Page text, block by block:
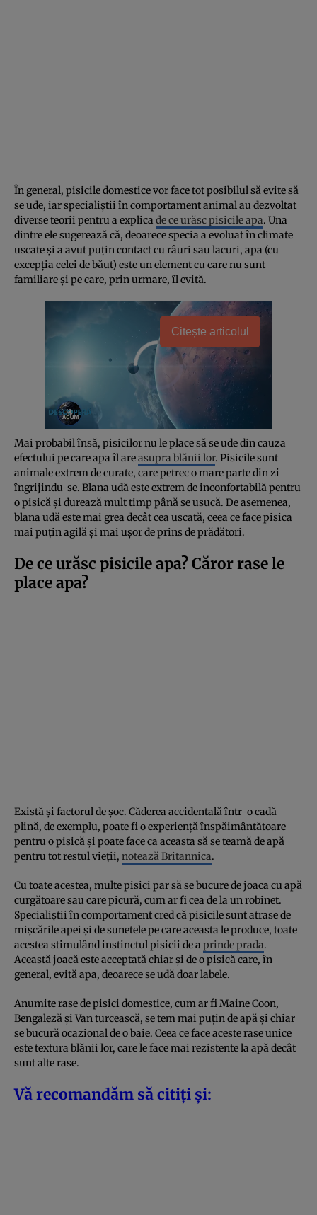
În general, pisicile domestice vor face tot posibilul să evite să
se ude, iar specialiștii în comportament animal au dezvoltat
diverse teorii pentru a explica de ce urăsc pisicile apa. Una
dintre ele sugerează că, deoarece specia a evoluat în climate
uscate și a avut puțin contact cu râuri sau lacuri, apa (cu
excepția celei de băut) este un element cu care nu sunt
familiare și pe care, prin urmare, îl evită.
Citește articolul
Mai probabil însă, pisicilor nu le place să se ude din cauza
efectului pe care apa îl areasupra blănii lor. Pisicile sunt
animale extrem de curate, care petrec o mare parte din zi
îngrijindu-se. Blana udă este extrem de inconfortabilă pentru
o pisică și durează mult timp până se usucă. De asemenea,
blana udă este mai grea decât cea uscată, ceea ce face pisica
mai puțin agilă și mai ușor de prins de prădători.
De ce urăsc pisicile apa? Căror rase le
place apa?
Există și factorul de șoc. Căderea accidentală într-o cadă
plină, de exemplu, poate fi o experiență înspăimântătoare
pentru o pisică și poate face ca aceasta să se teamă de apă
pentru tot restul vieții, notează Britannica.
Cu toate acestea, multe pisici par să se bucure de joaca cu apă
curgătoare sau care picură, cum ar fi cea de la un robinet.
Specialiștii în comportament cred că pisicile sunt atrase de
mișcările apei și de sunetele pe care aceasta le produce, toate
acestea stimulând instinctul pisicii de a prinde prada.
Această joacă este acceptată chiar și de o pisică care, în
general, evită apa, deoarece se udă doar labele.
Anumite rase de pisici domestice, cum ar fi Maine Coon,
Bengaleză și Van turcească, se tem mai puțin de apă și chiar
se bucură ocazional de o baie. Ceea ce face aceste rase unice
este textura blănii lor, care le face mai rezistente la apă decât
sunt alte rase.
Vă recomandăm să citiți și: